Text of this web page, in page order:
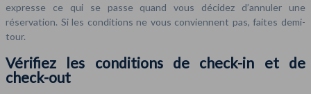
expresse ce qui se passe quand vous décidez d’annuler une
réservation. Si les conditions ne vous conviennent pas, faites demi-
tour.
Vérifiez les conditions de check-in et de
check-out